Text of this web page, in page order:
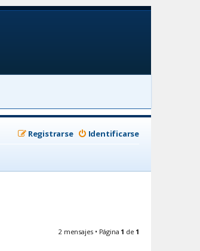
Identificarse
Registrarse
2 mensajes • Página 1 de 1